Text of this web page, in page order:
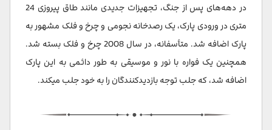
در دهه‌های پس از جنگ، تجهیزات جدیدی مانند طاق پیروزی 24
متری در ورودی پارک، یک رصدخانه نجومی و چرخ و فلک مشهور به
پارک اضافه شد. متأسفانه، در سال 2008 چرخ و فلک بسته شد.
همچنین یک فواره با نور و موسیقی به طور دائمی به این پارک
اضافه شد، که جلب توجه بازدیدکنندگان را به خود جلب میکند.